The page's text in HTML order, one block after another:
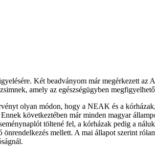
Két beadványom már megérkezett
amely az egészségügyben
olyan módon, hogy a NEAK és a
következtében már minden magyar
töltené fel, a kórházak pedig a
mellett. A mai állapot szerint